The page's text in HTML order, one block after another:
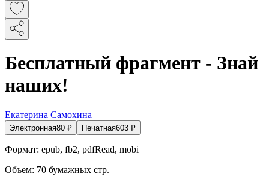
Бесплатный фрагмент - Знай
наших!
Екатерина Самохина
Электронная80 ₽ Печатная603 ₽
Формат: epub, fb2, pdfRead, mobi
Объем: 70 бумажных стр.